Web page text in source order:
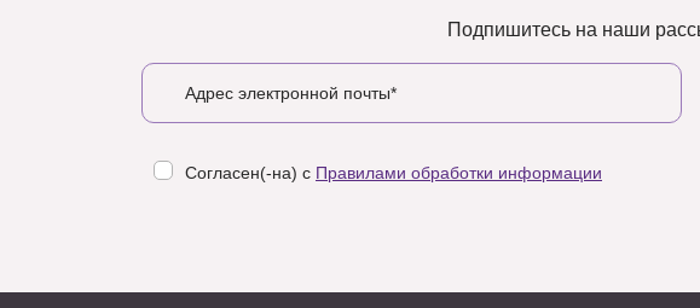
Подпишитесь на наши
Согласен(-на) с Правилами обработки информации